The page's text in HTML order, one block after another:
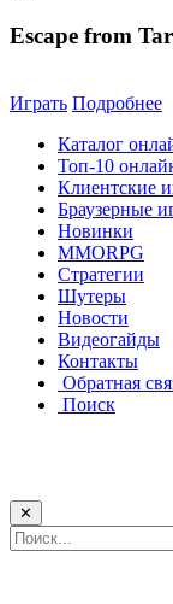
Escape from
Играть Подробнее
Каталог
Топ-10
Клиентские
Браузерные
Новинки
MMORPG
Стратегии
Шутеры
Новости
Видеогайды
Контакты
Обратная
Поиск
✕